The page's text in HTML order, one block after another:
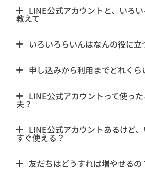
LINE公式アカウントと、いろ
教えて
いろいろらいんはなんの役に立
申し込みから利用までどれくら
LINE公式アカウントって使っ
夫？
LINE公式アカウントあるけど
すぐ使える？
友だちはどうすれば増やせるの